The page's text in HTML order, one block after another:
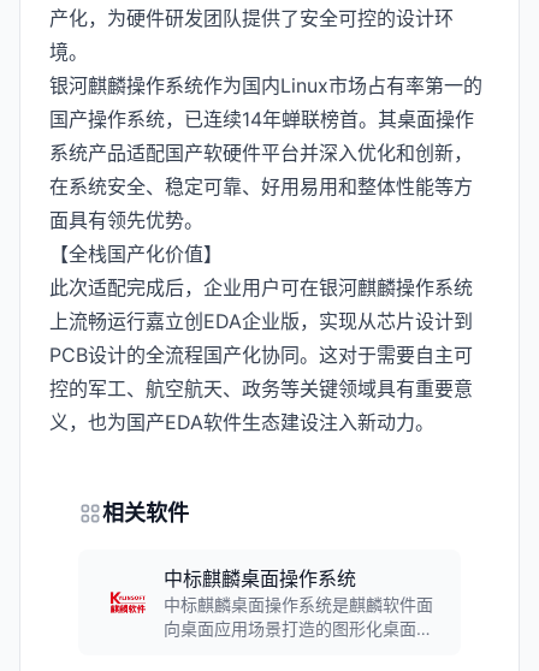
产化，为硬件研发团队提供了安全可控的设计环
境。
银河麒麟操作系统作为国内Linux市场占有率第一的
国产操作系统，已连续14年蝉联榜首。其桌面操作
系统产品适配国产软硬件平台并深入优化和创新，
在系统安全、稳定可靠、好用易用和整体性能等方
面具有领先优势。
【全栈国产化价值】
此次适配完成后，企业用户可在银河麒麟操作系统
上流畅运行嘉立创EDA企业版，实现从芯片设计到
PCB设计的全流程国产化协同。这对于需要自主可
控的军工、航空航天、政务等关键领域具有重要意
义，也为国产EDA软件生态建设注入新动力。
相关软件
中标麒麟桌面操作系统
中标麒麟桌面操作系统是麒麟软件面
向桌面应用场景打造的图形化桌面操